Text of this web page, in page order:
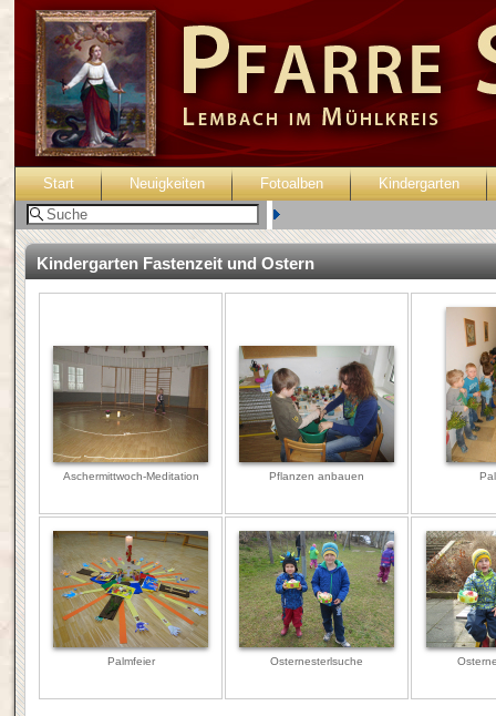
Start Neuigkeiten Fotoalben Kindergarten
Kindergarten Fastenzeit und Ostern
Aschermittwoch-Meditation Pflanzen anbauen
Palmfeier Osternesterlsuche